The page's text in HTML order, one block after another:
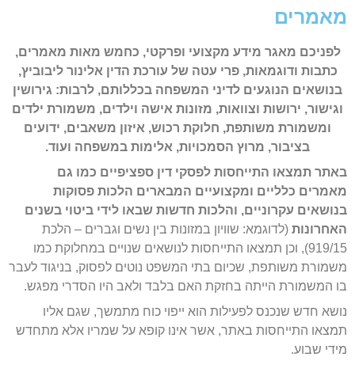
מאמרים
לפניכם מאגר מידע מקצועי ופרקטי, כחמש מאות מאמרים,
כתבות ודוגמאות, פרי עטה של עורכת הדין אלינור ליבוביץ,
בנושאים הנוגעים לדיני המשפחה בכללותם, לרבות: גירושין
וגישור, ירושות וצוואות, מזונות אישה וילדים, משמורת ילדים
ומשמורת משותפת, חלוקת רכוש, איזון משאבים, ידועים
בציבור, מרוץ הסמכויות, אלימות במשפחה ועוד.
באתר תמצאו התייחסות לפסקי דין ספציפיים כמו גם
מאמרים כלליים ומקצועיים המבארים הלכות פסוקות
בנושאים עקרוניים, והלכות חדשות שבאו לידי ביטוי בשנים
האחרונות (לדוגמא: שוויון במזונות בין נשים וגברים – הלכת
919/15), וכן תמצאו התייחסות לנושאים שנויים במחלוקת כמו
משמורת משותפת, שכיום בתי המשפט נוטים לפסוק, בניגוד לעבר
בו המשמורת הייתה בחזקת האם בלבד ולאב היו הסדרי מפגש.
נושא חדש שנכנס לפעילות הוא ייפוי כוח מתמשך, שגם אליו
תמצאו התייחסות באתר, אשר אינו קופא על שמריו אלא מתחדש
מידי שבוע.